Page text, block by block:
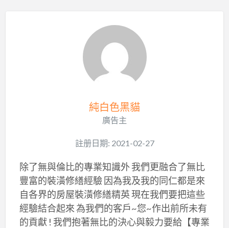
純白色黑貓
廣告主
註册日期: 2021-02-27
除了無與倫比的專業知識外 我們更融合了無比
豐富的裝潢修繕經驗 因為我及我的同仁都是來
自各界的房屋裝潢修繕精英 現在我們要把這些
經驗結合起來 為我們的客戶~您~作出前所未有
的貢獻 ! 我們抱著無比的決心與毅力要給【專業